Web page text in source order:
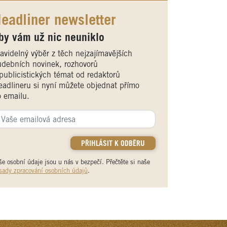
newsletter
vám už nic neuniklo
výběr z těch nejzajímavějších
novinek, rozhovorů
témat od redaktorů
si nyní můžete objednat přímo
emailu.
osobní údaje jsou u nás v bezpečí. Přečtěte si naše
zpracování osobních údajů.